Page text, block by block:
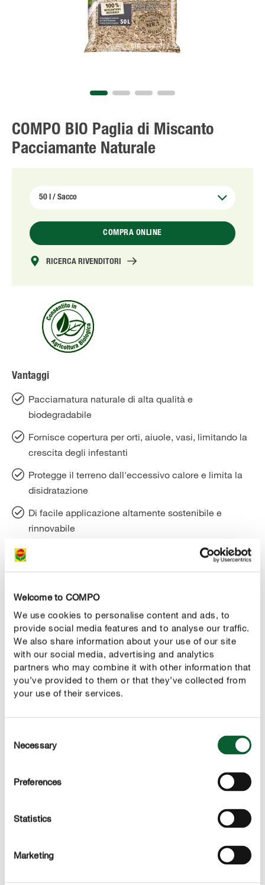
Welcome to COMPO
We use cookies to personalise content and ads, to
provide social media features and to analyse our traffic.
We also share information about your use of our site
with our social media, advertising and analytics
partners who may combine it with other information that
you’ve provided to them or that they’ve collected from
your use of their services.
Selection
Necessary
Preferences
Statistics
Marketing
COMPO BIO Paglia di Miscanto
Pacciamante Naturale
COMPRA ONLINE
RICERCA RIVENDITORI
Vantaggi
Pacciamatura naturale di alta qualità e
biodegradabile
Fornisce copertura per orti, aiuole, vasi, limitando la
crescita degli infestanti
Protegge il terreno dall'eccessivo calore e limita la
disidratazione
Di facile applicazione altamente sostenibile e
rinnovabile
DESCRIZIONE DEL PRODOTTO
UTILIZZO
DETTAGLI TECNICI
CHIEDICI DEL PRODOTTO
Novità 2025